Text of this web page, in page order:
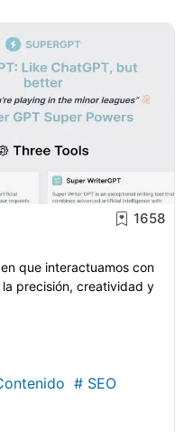
1658
que interactuamos con
precisión, creatividad y
# SEO